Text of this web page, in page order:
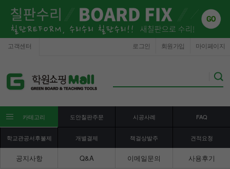
고객센터 마이페이지
회원가입
로그인
카테고리 도안칠판주문 시공사례 FAQ
학교관공서후불제 개별결제 책걸상발주 견적요청
공지사항 Q&A 이메일문의 사용후기